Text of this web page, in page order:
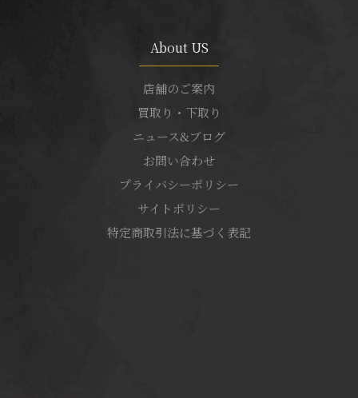
About US
店舗のご案内
買取り・下取り
ニュース&ブログ
お問い合わせ
プライバシーポリシー
サイトポリシー
特定商取引法に基づく表記